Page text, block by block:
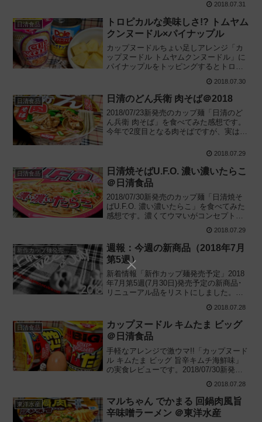
現したセブン-イレブンで発売中のカップ
麺を食べみた感想です。
2018.07.31
日清食品
トロピカルな美味しさ!? トムヤム
クンヌードル×パイナップル
カップヌードルちょい足しアレンジ「カ
ップヌードル トムヤムクンヌードル」に
パイナップルをトッピングするとトロピ
品の社員がオススメするカップ麺の南国
風アレンジレシピに挑戦してみました。
2018.07.30
日清食品 日清のどん兵衛 肉そば＠2018
2018/07/23新発売のカップ麺「日清のど
ん兵衛 肉そば」を食べてみた感想です。
今年で2度目となる肉そばですが、実は再
最近の日清が作る新作で本物の牛肉は珍
た。
2018.07.29
日清食品
日清焼そばU.F.O. 濃い濃いたらこ
＠日清食品
2018/07/30新発売のカップ麺「日清焼そ
ばU.F.O. 濃い濃いたらこ」を食べてみた
感想です。濃くてウマいがコンセプトの
新作で、"濃い濃い"UFO第2弾。既存の
「明太子マヨ焼そば」との違いにも触れ
ながら詳しくレビューします。
2018.07.29
新作カップ麺発売予定
週報：今週の新商品（2018年7月
第5週）
新着情報「新作カップ麺発売予定」2018
年7月第5週(7月30日)発売予定の新商品･
リニューアル品をリストにしました。今
考にしていただけると幸いです。本日の
一杯 | カップ麺レビューブログ
2018.07.28
日清食品
カップヌードル キムたま ビッグ
＠日清食品
手軽なアレンジで激ウマ!!「カップヌード
ル キムたま ビッグ 旨辛キムチ海鮮味」
の実食レビューです。2018/07/30新発売
ングしてみました。アレンジする前の感
想も丁寧にお伝えします。
2018.07.28
東洋水産
マルちゃん でかまる 回鍋肉風旨
辛味噌ラーメン ＠東洋水産